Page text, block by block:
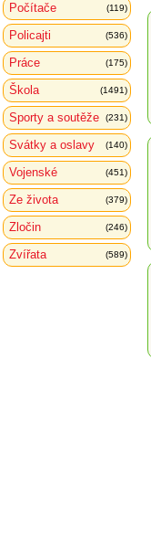
Počítače (119)
Policajti (536)
Práce (175)
Škola (1491)
Sporty a soutěže (231)
Svátky a oslavy (140)
Vojenské (451)
Ze života (379)
Zločin (246)
Zvířata (589)